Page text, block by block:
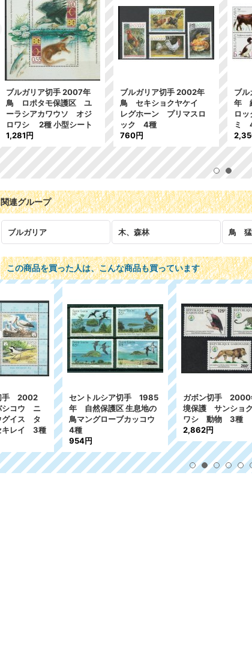
ブルガリア切手 2007年
鳥 ロポタモ保護区 ユ
ーラシアカワウソ オジ
ロワシ 2種 小型シート
1,281円
ブルガリア切手 2002年
鳥 セキショクヤケイ
レグホーン プリマスロ
ック 4種
760円
ブ
年
ロ
ミ
関連グループ
ブルガリア 木、森林 鳥 猛
この商品を買った人は、こんな商品も買っています
セントルシア切手 1985
年 自然保護区 生息地の
鳥マングローブカッコウ
4種
ガボン切手 2000年 環
境保護 サンショクウミ
ワシ 動物 3種
イ
自
シ